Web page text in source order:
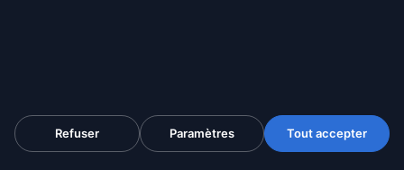
L'avis a été rédigé par le cabinetSEDLAKOVA LEGAL
s.r.o.(Brno, IČO 05669871) sur la base du droit de
Essai gratuit 7 jours
Refuser Paramètres Tout accepter